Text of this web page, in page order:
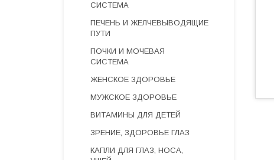
СИСТЕМА
ПЕЧЕНЬ И ЖЕЛЧЕВЫВОДЯЩИЕ
ПУТИ
ПОЧКИ И МОЧЕВАЯ
СИСТЕМА
ЖЕНСКОЕ ЗДОРОВЬЕ
МУЖСКОЕ ЗДОРОВЬЕ
ВИТАМИНЫ ДЛЯ ДЕТЕЙ
ЗРЕНИЕ, ЗДОРОВЬЕ ГЛАЗ
КАПЛИ ДЛЯ ГЛАЗ, НОСА,